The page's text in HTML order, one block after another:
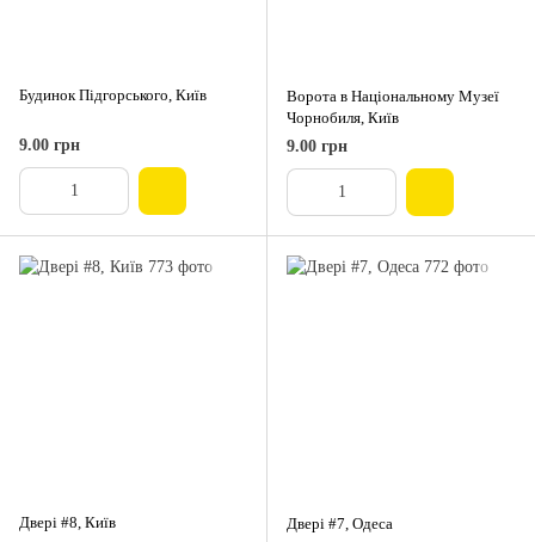
Будинок Підгорського, Київ
9.00 грн
Ворота в Національному Музеї
Чорнобиля, Київ
9.00 грн
Двері #8, Київ Двері #7, Одеса